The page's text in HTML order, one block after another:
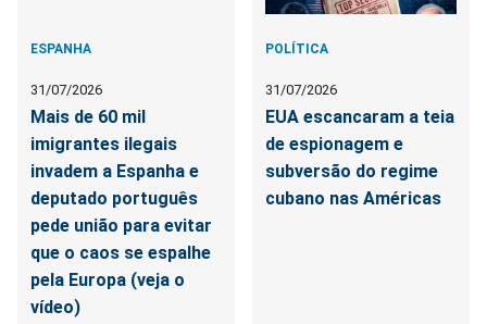
ESPANHA
31/07/2026
Mais de 60 mil
imigrantes ilegais
invadem a Espanha e
deputado português
pede união para evitar
que o caos se espalhe
pela Europa (veja o
vídeo)
POLÍTICA
31/07/2026
EUA escancaram a teia
de espionagem e
subversão do regime
cubano nas Américas